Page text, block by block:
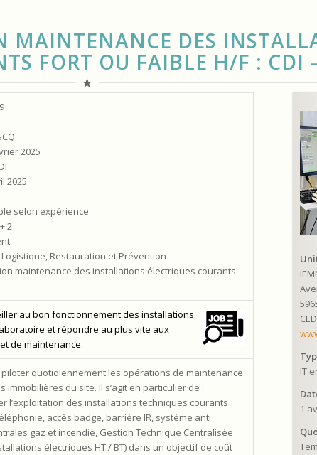
MAINTENANCE DES
FORT OU FAIBLE H/F : CDI
2025
2025
selon expérience
2
Restauration et Prévention
maintenance des installations électriques courants
au bon fonctionnement des installations
et répondre au plus vite aux
de maintenance.
piloter quotidiennement les opérations de maintenance
immobilières du site. Il s’agit en particulier de :
l’exploitation des installations techniques courants
accès badge, barrière IR, système anti
gaz et incendie, Gestion Technique Centralisée
électriques HT / BT) dans un objectif de coût
IT
1